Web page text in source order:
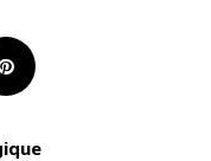
Pinterest